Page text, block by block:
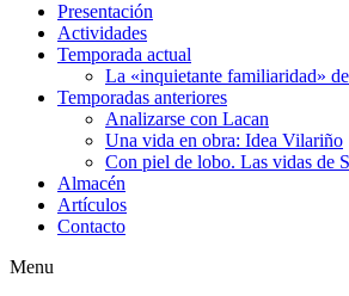
Presentación
Actividades
Temporada actual
La «inquietante familiaridad»
Temporadas anteriores
Analizarse con Lacan
Una vida en obra: Idea Vilariño
Con piel de lobo. Las vidas de
Almacén
Artículos
Contacto
Menu